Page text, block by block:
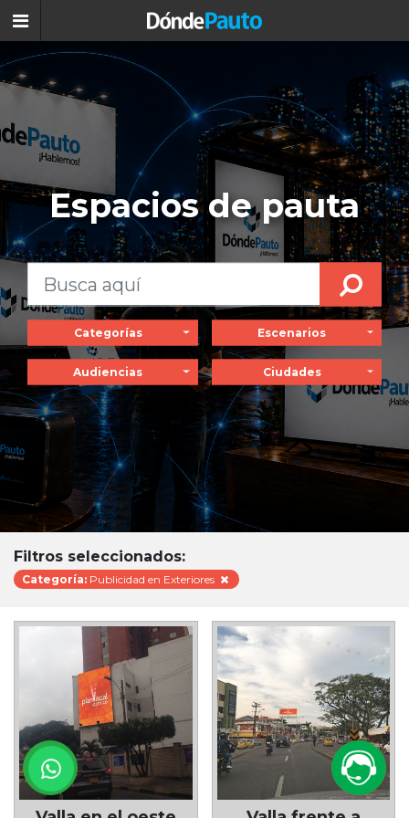
Espacios de pauta
Categorías Escenarios
Audiencias Ciudades
Filtros seleccionados:
Categoría: Publicidad en Exteriores